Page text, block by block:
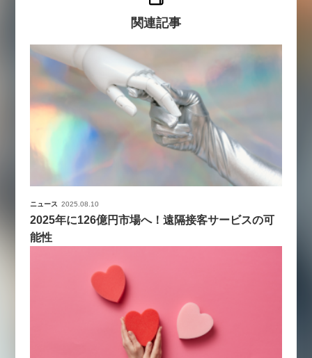
関連記事
ニュース 2025.08.10
2025年に126億円市場へ！遠隔接客サービスの可
能性